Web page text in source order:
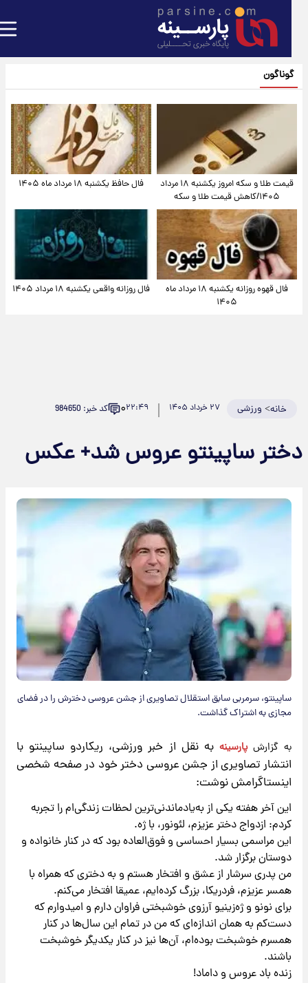
گوناگون
قیمت طلا و سکه امروز یکشنبه ۱۸ مرداد
۱۴۰۵/کاهش قیمت طلا و سکه
فال حافظ یکشنبه ۱۸ مرداد ماه ۱۴۰۵
فال قهوه روزانه یکشنبه ۱۸ مرداد ماه
۱۴۰۵
فال روزانه واقعی یکشنبه ۱۸ مرداد ۱۴۰۵
خانه>ورزشی ۲۷ خرداد ۱۴۰۵ ۲۲:۴۹۰ کد خبر: 984650
ساپینتو عروس شد+ عکس
ساپینتو، سرمربی سابق استقلال تصاویری از جشن عروسی دخترش را در فضای
مجازی به اشتراک گذاشت.
به گزارش پارسینه​به نقل از خبر ورزشی، ریکاردو ساپینتو با
انتشار تصاویری از جشن عروسی دختر خود در صفحه شخصی
اینستاگرامش نوشت:
این آخر هفته یکی از به‌یادماندنی‌ترین لحظات زندگی‌ام را تجربه
کردم: ازدواج دختر عزیزم، لئونور، با ژه.
این مراسمی بسیار احساسی و فوق‌العاده بود که در کنار خانواده و
دوستان برگزار شد.
من پدری سرشار از عشق و افتخار هستم و به دختری که همراه با
همسر عزیزم، فردریکا، بزرگ کرده‌ایم، عمیقا افتخار می‌کنم.
برای نونو و ژه‌زینیو آرزوی خوشبختی فراوان دارم و امیدوارم که
دست‌کم به همان اندازه‌ای که من در تمام این سال‌ها در کنار
همسرم خوشبخت بوده‌ام، آن‌ها نیز در کنار یکدیگر خوشبخت
باشند.
زنده باد عروس و داماد!